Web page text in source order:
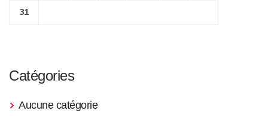
31
Catégories
Aucune catégorie